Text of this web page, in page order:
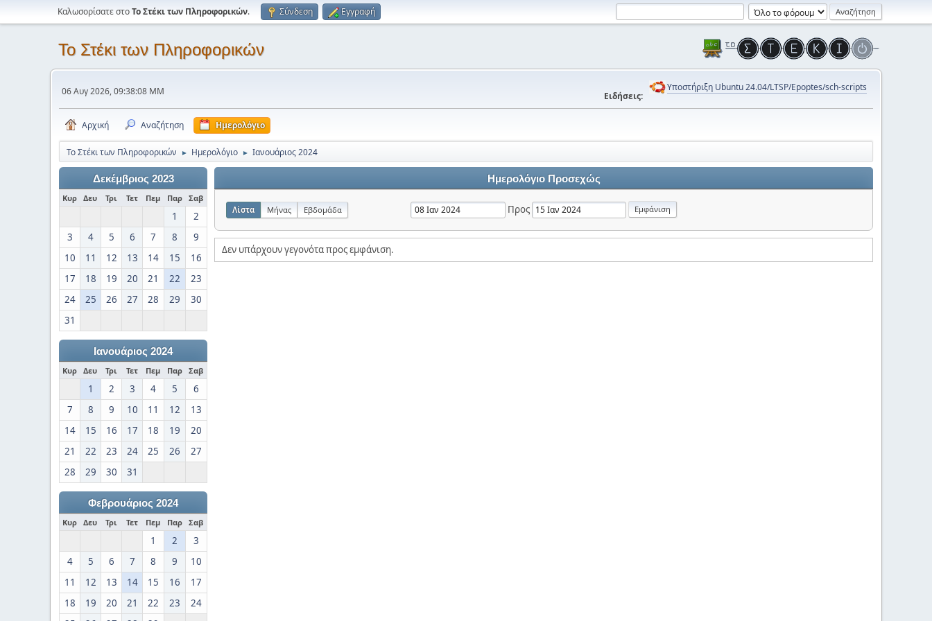
Καλωσορίσατε στοΤο Στέκι των Πληροφορικών. Σύνδεση Εγγραφή
Το Στέκι των Πληροφορικών
06 Αυγ 2026, 09:38:08 ΜΜ Ειδήσεις:
Υποστήριξη Ubuntu 24.04/LTSP/Epoptes/sch-scripts
Αρχική Αναζήτηση Ημερολόγιο
Το Στέκι των Πληροφορικών ► Ημερολόγιο ► Ιανουάριος 2024
Δεκέμβριος 2023
Κυρ Δευ Τρι Τετ Πεμ Παρ Σαβ
1
2
3
4 5 6 7 8
9
10
11 12 13 14 15
16
17
18 19 20 21 22
23
24
25 26 27 28 29
30
31
Ιανουάριος 2024
Κυρ Δευ Τρι Τετ Πεμ Παρ Σαβ
1 2 3 4 5
6
7
8 9 10 11 12
13
14
15 16 17 18 19
20
21
22 23 24 25 26
27
28
29 30 31
Φεβρουάριος 2024
Κυρ Δευ Τρι Τετ Πεμ Παρ Σαβ
1 2
3
4
5 6 7 8 9
10
11
12 13 14 15 16
17
18
19 20 21 22 23
24
Ημερολόγιο Προσεχώς
Λίστα Μήνας Εβδομάδα Προς
Δεν υπάρχουν γεγονότα προς εμφάνιση.